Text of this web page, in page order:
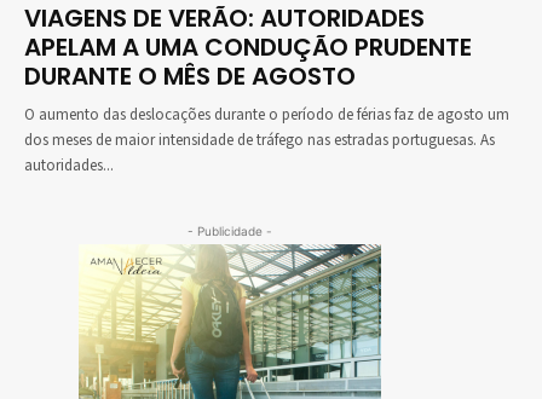
VIAGENS DE VERÃO: AUTORIDADES
APELAM A UMA CONDUÇÃO PRUDENTE
DURANTE O MÊS DE AGOSTO
O aumento das deslocações durante o período de férias faz de agosto um
dos meses de maior intensidade de tráfego nas estradas portuguesas. As
autoridades...
- Publicidade -